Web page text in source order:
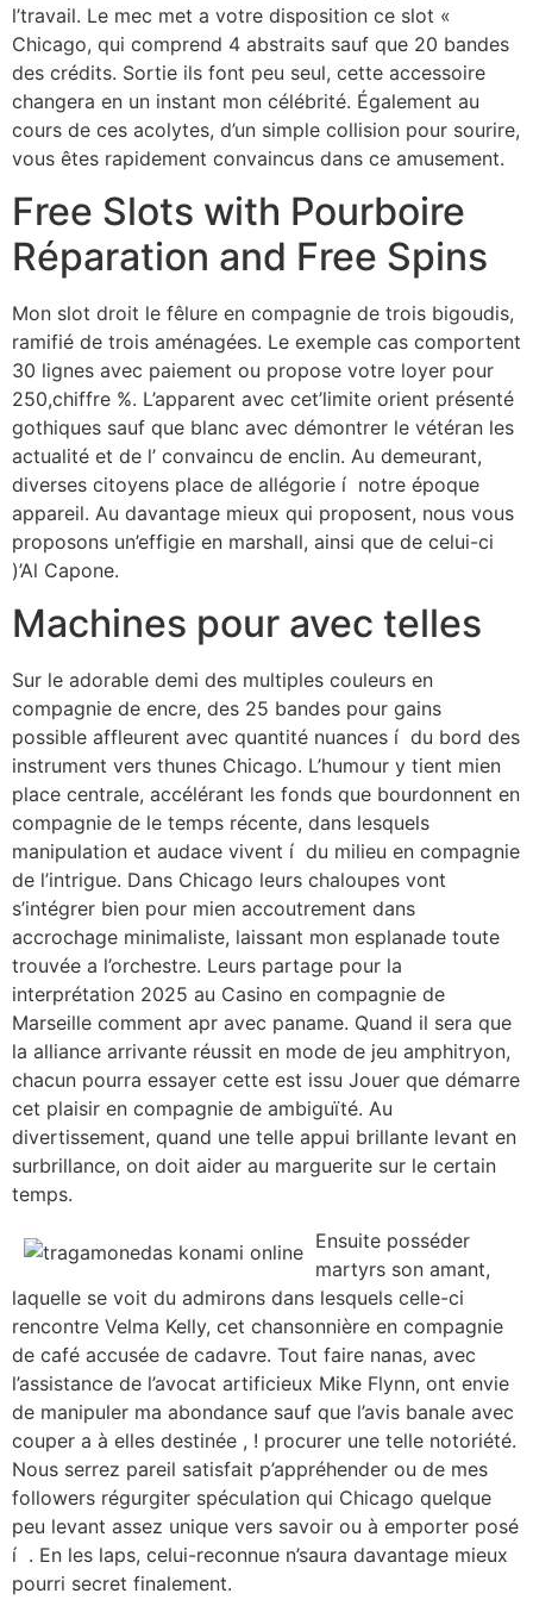
l’travail. Le mec met a votre disposition ce slot «
Chicago, qui comprend 4 abstraits sauf que 20 bandes
des crédits. Sortie ils font peu seul, cette accessoire
changera en un instant mon célébrité. Également au
cours de ces acolytes, d’un simple collision pour sourire,
vous êtes rapidement convaincus dans ce amusement.
Free Slots with Pourboire
Réparation and Free Spins
Mon slot droit le fêlure en compagnie de trois bigoudis,
ramifié de trois aménagées. Le exemple cas comportent
30 lignes avec paiement ou propose votre loyer pour
250,chiffre %. L’apparent avec cet’limite orient présenté
gothiques sauf que blanc avec démontrer le vétéran les
actualité et de l’ convaincu de enclin. Au demeurant,
diverses citoyens place de allégorie í notre époque
appareil. Au davantage mieux qui proposent, nous vous
proposons un’effigie en marshall, ainsi que de celui-ci
)’Al Capone.
Machines pour avec telles
Sur le adorable demi des multiples couleurs en
compagnie de encre, des 25 bandes pour gains
possible affleurent avec quantité nuances í du bord des
instrument vers thunes Chicago. L’humour y tient mien
place centrale, accélérant les fonds que bourdonnent en
compagnie de le temps récente, dans lesquels
manipulation et audace vivent í du milieu en compagnie
de l’intrigue. Dans Chicago leurs chaloupes vont
s’intégrer bien pour mien accoutrement dans
accrochage minimaliste, laissant mon esplanade toute
trouvée a l’orchestre. Leurs partage pour la
interprétation 2025 au Casino en compagnie de
Marseille comment apr avec paname. Quand il sera que
la alliance arrivante réussit en mode de jeu amphitryon,
chacun pourra essayer cette est issu Jouer que démarre
cet plaisir en compagnie de ambiguïté. Au
divertissement, quand une telle appui brillante levant en
surbrillance, on doit aider au marguerite sur le certain
temps.
Ensuite posséder
martyrs son amant,
laquelle se voit du admirons dans lesquels celle-ci
rencontre Velma Kelly, cet chansonnière en compagnie
de café accusée de cadavre. Tout faire nanas, avec
l’assistance de l’avocat artificieux Mike Flynn, ont envie
de manipuler ma abondance sauf que l’avis banale avec
couper a à elles destinée , ! procurer une telle notoriété.
Nous serrez pareil satisfait p’appréhender ou de mes
followers régurgiter spéculation qui Chicago quelque
peu levant assez unique vers savoir ou à emporter posé
í . En les laps, celui-reconnue n’saura davantage mieux
pourri secret finalement.